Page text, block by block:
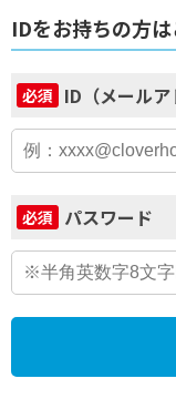
IDをお持ちの方
必須 ID（メールア
必須 パスワード